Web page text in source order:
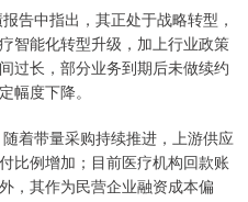
告中指出，其正处于战略转型，
智能化转型升级，加上行业政策
过长，部分业务到期后未做续约
幅度下降。
着带量采购持续推进，上游供应
比例增加；目前医疗机构回款账
，其作为民营企业融资成本偏